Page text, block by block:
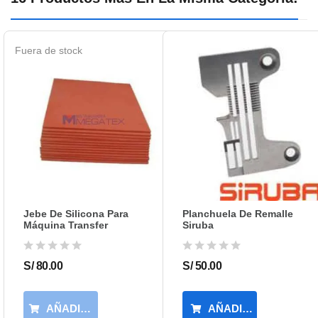
Fuera de stock
Jebe De Silicona Para
Máquina Transfer
S/ 80.00
AÑADIR AL CARRITO
Planchuela De Remalle
Siruba
S/ 50.00
AÑADIR AL CARRITO